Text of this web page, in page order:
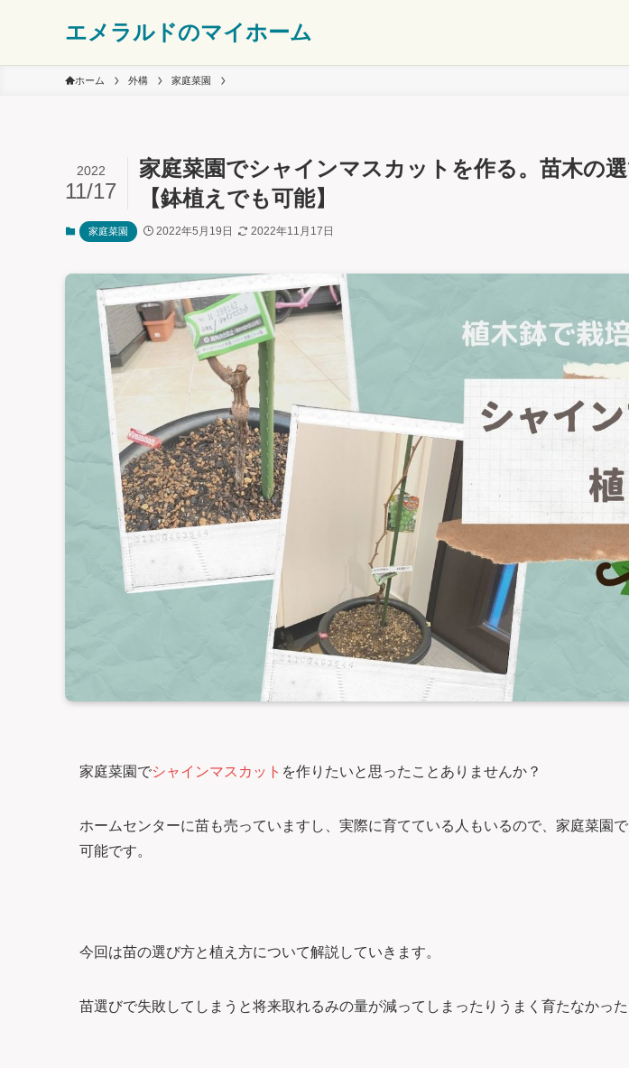
エメラルドのマイホーム
ホーム 外構 家庭菜園
家庭菜園でシャインマスカットを作る。苗木の
【鉢植えでも可能】
2022
11/17
家庭菜園 2022年5月19日 2022年11月17日
家庭菜園でシャインマスカット を作りたいと思ったことありませんか？
ホームセンターに苗も売っていますし、実際に育てている人もいるので、家庭菜園
可能です。
今回は苗の選び方と植え方について解説していきます。
苗選びで失敗してしまうと将来取れるみの量が減ってしまったりうまく育たなかった